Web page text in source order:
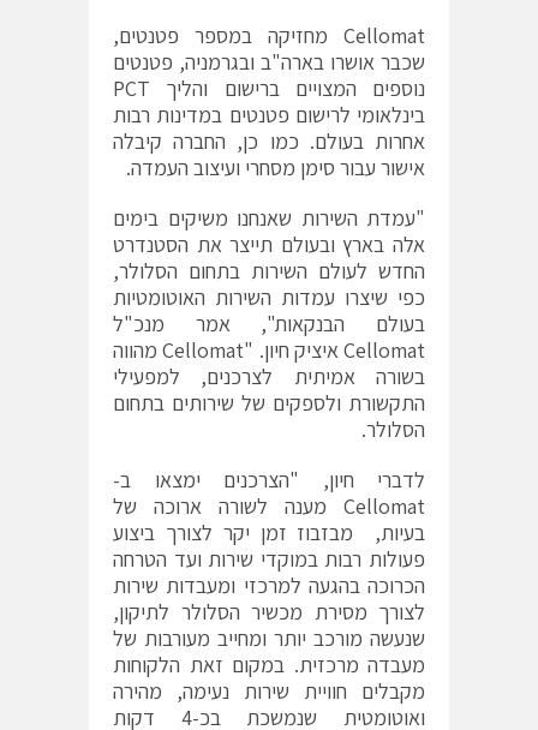
Cellomat מחזיקה במספר פטנטים,
שכבר אושרו בארה"ב ובגרמניה, פטנטים
נוספים המצויים ברישום והליך PCT
בינלאומי לרישום פטנטים במדינות רבות
אחרות בעולם. כמו כן, החברה קיבלה
אישור עבור סימן מסחרי ועיצוב העמדה.
"עמדת השירות שאנחנו משיקים בימים
אלה בארץ ובעולם תייצר את הסטנדרט
החדש לעולם השירות בתחום הסלולר,
כפי שיצרו עמדות השירות האוטומטיות
בעולם הבנקאות", אמר מנכ"ל
Cellomat איציק חיון. "Cellomat מהווה
בשורה אמיתית לצרכנים, למפעילי
התקשורת ולספקים של שירותים בתחום
הסלולר.
לדברי חיון, "הצרכנים ימצאו ב-
Cellomat מענה לשורה ארוכה של
בעיות, מבזבוז זמן יקר לצורך ביצוע
פעולות רבות במוקדי שירות ועד הטרחה
הכרוכה בהגעה למרכזי ומעבדות שירות
לצורך מסירת מכשיר הסלולר לתיקון,
שנעשה מורכב יותר ומחייב מעורבות של
מעבדה מרכזית. במקום זאת הלקוחות
מקבלים חוויית שירות נעימה, מהירה
ואוטומטית שנמשכת בכ-4 דקות